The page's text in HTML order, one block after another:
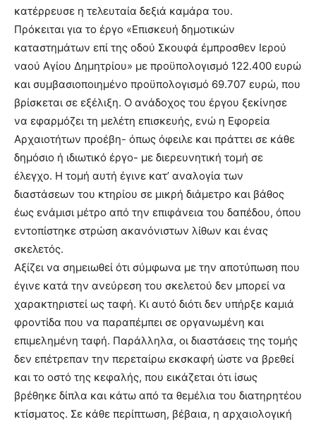
κατέρρευσε η τελευταία δεξιά καμάρα του.
Πρόκειται για το έργο «Επισκευή δημοτικών
καταστημάτων επί της οδού Σκουφά έμπροσθεν Ιερού
ναού Αγίου Δημητρίου» με προϋπολογισμό 122.400 ευρώ
και συμβασιοποιημένο προϋπολογισμό 69.707 ευρώ, που
βρίσκεται σε εξέλιξη. Ο ανάδοχος του έργου ξεκίνησε
να εφαρμόζει τη μελέτη επισκευής, ενώ η Εφορεία
Αρχαιοτήτων προέβη- όπως όφειλε και πράττει σε κάθε
δημόσιο ή ιδιωτικό έργο- με διερευνητική τομή σε
έλεγχο. Η τομή αυτή έγινε κατ’ αναλογία των
διαστάσεων του κτηρίου σε μικρή διάμετρο και βάθος
έως ενάμισι μέτρο από την επιφάνεια του δαπέδου, όπου
εντοπίστηκε στρώση ακανόνιστων λίθων και ένας
σκελετός.
Αξίζει να σημειωθεί ότι σύμφωνα με την αποτύπωση που
έγινε κατά την ανεύρεση του σκελετού δεν μπορεί να
χαρακτηριστεί ως ταφή. Κι αυτό διότι δεν υπήρξε καμιά
φροντίδα που να παραπέμπει σε οργανωμένη και
επιμελημένη ταφή. Παράλληλα, οι διαστάσεις της τομής
δεν επέτρεπαν την περεταίρω εκσκαφή ώστε να βρεθεί
και το οστό της κεφαλής, που εικάζεται ότι ίσως
βρέθηκε δίπλα και κάτω από τα θεμέλια του διατηρητέου
κτίσματος. Σε κάθε περίπτωση, βέβαια, η αρχαιολογική